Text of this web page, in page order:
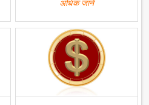
अधिक जानें